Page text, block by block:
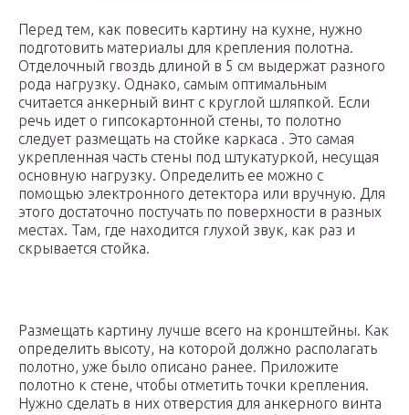
Перед тем, как повесить картину на кухне, нужно
подготовить материалы для крепления полотна.
Отделочный гвоздь длиной в 5 см выдержат разного
рода нагрузку. Однако, самым оптимальным
считается анкерный винт с круглой шляпкой. Если
речь идет о гипсокартонной стены, то полотно
следует размещать на стойке каркаса . Это самая
укрепленная часть стены под штукатуркой, несущая
основную нагрузку. Определить ее можно с
помощью электронного детектора или вручную. Для
этого достаточно постучать по поверхности в разных
местах. Там, где находится глухой звук, как раз и
скрывается стойка.
Размещать картину лучше всего на кронштейны. Как
определить высоту, на которой должно располагать
полотно, уже было описано ранее. Приложите
полотно к стене, чтобы отметить точки крепления.
Нужно сделать в них отверстия для анкерного винта